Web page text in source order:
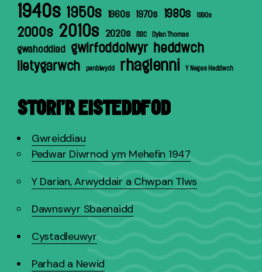
1940s 1950s 1960s 1970s 1980s 1990s
2000s 2010s 2020s BBC Dylan Thomas
gwahoddiad gwirfoddolwyr heddwch
lletygarwch
penblwydd rhaglenni Y Neges Heddwch
STORI’R EISTEDDFOD
Gwreiddiau
Pedwar Diwrnod ym Mehefin 1947
Y Darian, Arwyddair a Chwpan Tlws
Dawnswyr Sbaenaidd
Cystadleuwyr
Parhad a Newid